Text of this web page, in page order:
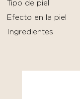
Tipo de piel
Efecto en la piel
Ingredientes